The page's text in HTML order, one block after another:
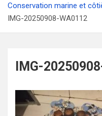
Conservation marine et
IMG-20250908-WA0112
IMG-